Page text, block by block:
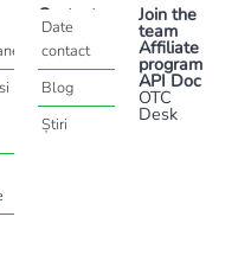
Contact
Date
contact
Blog
Știri
Join the
team
Affiliate
program
API Doc
OTC
Desk